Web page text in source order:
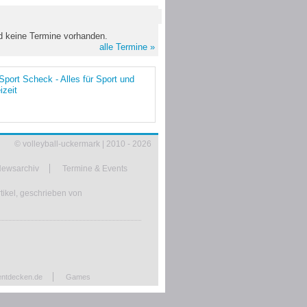
keine Termine vorhanden.
alle Termine »
© volleyball-uckermark | 2010 - 2026
Termine & Events
geschrieben von
Games